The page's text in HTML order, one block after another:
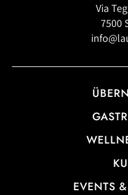
Via
7500
EVENTS